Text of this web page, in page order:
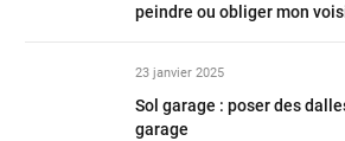
peindre ou obliger mon
23 janvier 2025
Sol garage : poser des
garage